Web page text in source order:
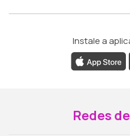
Instale a
Redes